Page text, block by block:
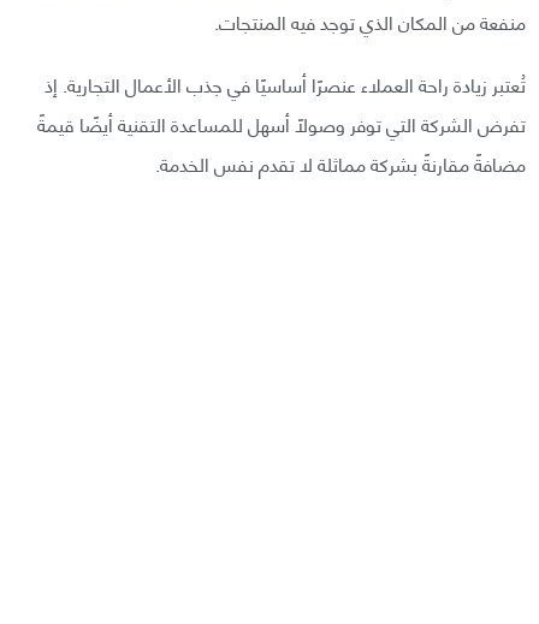
منفعة من المكان الذي توجد فيه المنتجات.
تُعتبر زيادة راحة العملاء عنصرًا أساسيًا في جذب الأعمال التجارية. إذ
تفرض الشركة التي توفر وصولًا أسهل للمساعدة التقنية أيضًا قيمةً
مضافةً مقارنةً بشركة مماثلة لا تقدم نفس الخدمة.